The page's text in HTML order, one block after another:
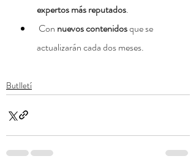
expertos más reputados.
Con nuevos contenidos que se
actualizarán cada dos meses.
Butlletí